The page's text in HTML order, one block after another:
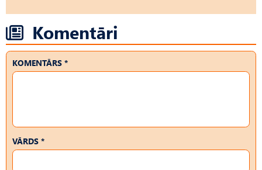
Komentāri
KOMENTĀRS *
VĀRDS *